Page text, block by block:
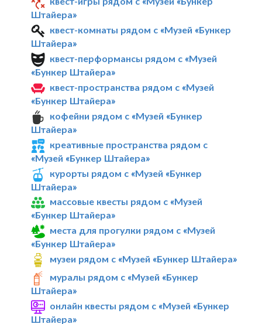
Штайера»
квест-комнаты рядом с «Музей «Бункер
Штайера»
квест-перформансы рядом с «Музей
«Бункер Штайера»
квест-пространства рядом с «Музей
«Бункер Штайера»
кофейни рядом с «Музей «Бункер
Штайера»
креативные пространства рядом с
«Музей «Бункер Штайера»
курорты рядом с «Музей «Бункер
Штайера»
массовые квесты рядом с «Музей
«Бункер Штайера»
места для прогулки рядом с «Музей
«Бункер Штайера»
музеи рядом с «Музей «Бункер Штайера»
муралы рядом с «Музей «Бункер
Штайера»
онлайн квесты рядом с «Музей «Бункер
Штайера»